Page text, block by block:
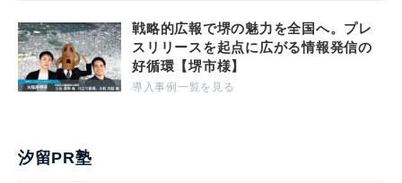
戦略的広報で堺の魅力を全国へ。プレ
スリリースを起点に広がる情報発信の
好循環【堺市様】
導入事例一覧を見る
汐留PR塾